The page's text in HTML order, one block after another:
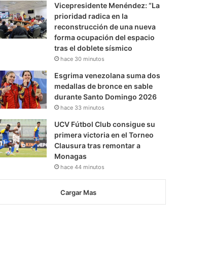
Vicepresidente Menéndez: “La
prioridad radica en la
reconstrucción de una nueva
forma ocupación del espacio
tras el doblete sísmico
hace 30 minutos
Esgrima venezolana suma dos
medallas de bronce en sable
durante Santo Domingo 2026
hace 33 minutos
UCV Fútbol Club consigue su
primera victoria en el Torneo
Clausura tras remontar a
Monagas
hace 44 minutos
Cargar Mas